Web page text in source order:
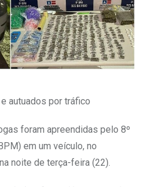
autuados por tráfico
foram apreendidas pelo 8º
em um veículo, no
noite de terça-feira (22).